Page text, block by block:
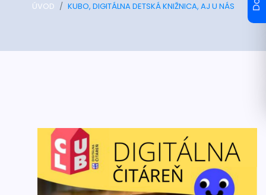
ÚVOD KUBO, DIGITÁLNA DETSKÁ KNIŽNICA, AJ U NÁS